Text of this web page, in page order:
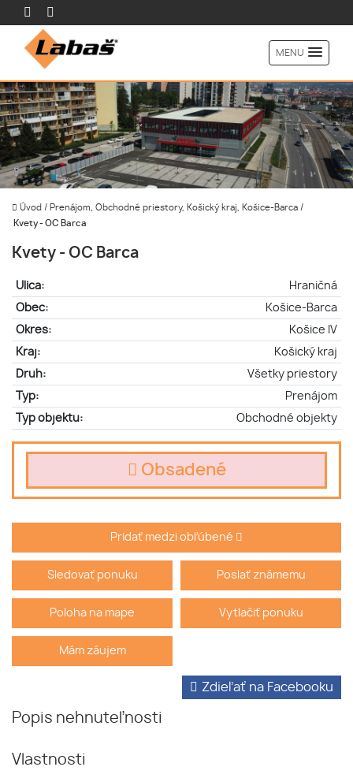
MENU
Úvod / Prenájom, Obchodné priestory, Košický kraj, Košice-Barca /
Kvety - OC Barca
Kvety - OC Barca
Ulica:
Hraničná
Obec:
Košice-Barca
Okres:
Košice IV
Kraj:
Košický kraj
Druh:
Všetky priestory
Typ:
Prenájom
Typ objektu:
Obchodné objekty
Obsadené
Pridať medzi obľúbené
Sledovať ponuku Poslať známemu
Poloha na mape Vytlačiť ponuku
Mám záujem
Popis nehnuteľnosti
Zdieľať na Facebooku
Vlastnosti